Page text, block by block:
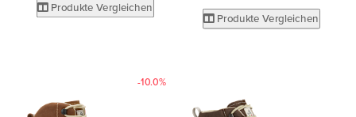
Produkte Vergleichen
Produkte Vergleichen
-10.0%